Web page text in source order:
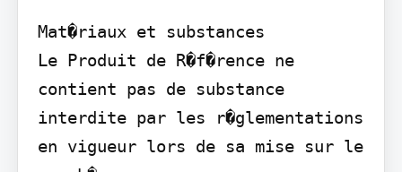
Mat�riaux et substances
Le Produit de R�f�rence ne
contient pas de substance
interdite par les r�glementations
en vigueur lors de sa mise sur le